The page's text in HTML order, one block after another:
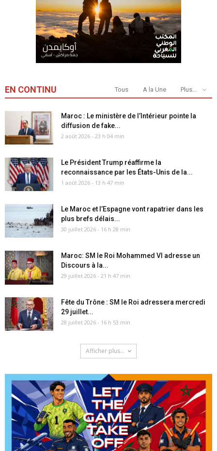
EN CONTINU Tous A la Une Plus...
Maroc : Le ministère de l’Intérieur pointe la
diffusion de fake...
2 août 2026 - 23 h 04 min
Le Président Trump réaffirme la
reconnaissance par les États-Unis de la...
1 août 2026 - 13 h 47 min
Le Maroc et l’Espagne vont rapatrier dans les
plus brefs délais...
30 juillet 2026 - 16 h 28 min
Maroc: SM le Roi Mohammed VI adresse un
Discours à la...
29 juillet 2026 - 21 h 47 min
Fête du Trône : SM le Roi adressera mercredi
29 juillet...
28 juillet 2026 - 16 h 53 min
Afficher plus...